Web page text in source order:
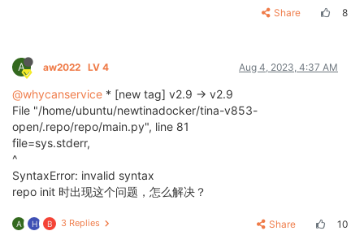
Share 8
A aw2022 LV 4 Aug 4, 2023, 4:37 AM
@whycanservice * [new tag] v2.9 -> v2.9
File "/home/ubuntu/newtinadocker/tina-v853-
open/.repo/repo/main.py", line 81
file=sys.stderr,
^
SyntaxError: invalid syntax
repo init 时出现这个问题，怎么解决？
A H B 3 Replies Share 10